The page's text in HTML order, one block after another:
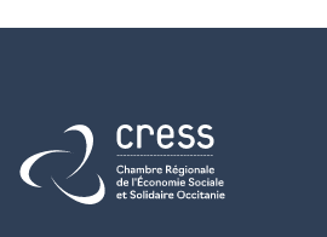
Retour à l'accueil